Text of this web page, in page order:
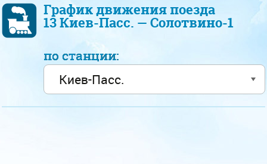
График движения поезда
13 Киев-Пасс. — Солотвино-1
по станции: